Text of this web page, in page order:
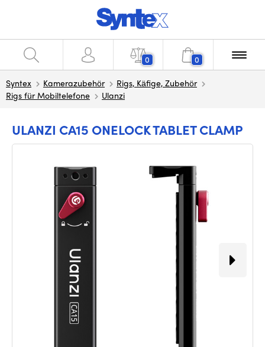
0 0
Syntex Kamerazubehör
Rigs, Käfige, Zubehör
Rigs für Mobiltelefone
Ulanzi
ULANZI CA15 ONELOCK TABLET CLAMP